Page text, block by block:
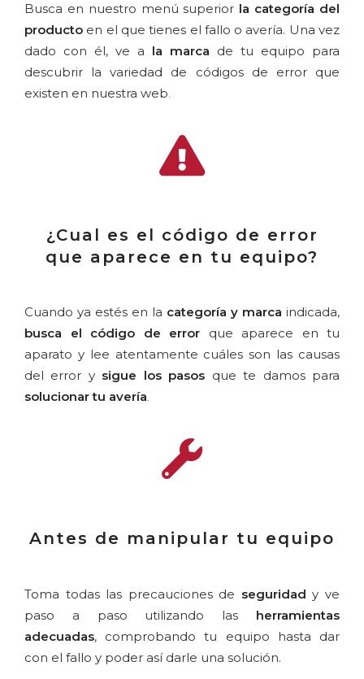
Busca en nuestro menú superior la categoría del
producto en el que tienes el fallo o avería. Una vez
dado con él, ve a la marca de tu equipo para
descubrir la variedad de códigos de error que
existen en nuestra web.
¿Cual es el código de error
que aparece en tu equipo?
Cuando ya estés en la categoría y marca indicada,
busca el código de error que aparece en tu
aparato y lee atentamente cuáles son las causas
del error y sigue los pasos que te damos para
solucionar tu avería.
Antes de manipular tu equipo
Toma todas las precauciones de seguridad y ve
paso a paso utilizando las herramientas
adecuadas, comprobando tu equipo hasta dar
con el fallo y poder así darle una solución.